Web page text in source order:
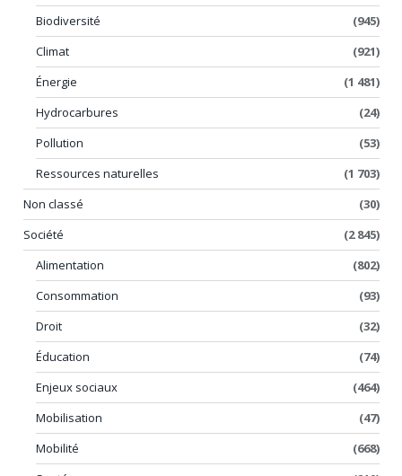
Biodiversité
(945)
Climat
(921)
Énergie
(1 481)
Hydrocarbures
(24)
Pollution
(53)
Ressources naturelles
(1 703)
Non classé
(30)
Société
(2 845)
Alimentation
(802)
Consommation
(93)
Droit
(32)
Éducation
(74)
Enjeux sociaux
(464)
Mobilisation
(47)
Mobilité
(668)